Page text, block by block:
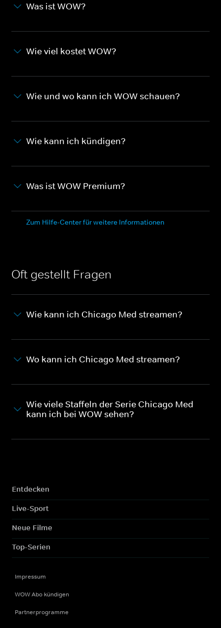
Was ist WOW?
Wie viel kostet WOW?
Wie und wo kann ich WOW schauen?
Wie kann ich kündigen?
Was ist WOW Premium?
Zum Hilfe-Center für weitere Informationen
Oft gestellt Fragen
Wie kann ich Chicago Med streamen?
Wo kann ich Chicago Med streamen?
Wie viele Staffeln der Serie Chicago Med
kann ich bei WOW sehen?
Entdecken
Live-Sport
Neue Filme
Top-Serien
Impressum
WOW Abo kündigen
Partnerprogramme